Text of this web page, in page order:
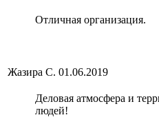
Отличная организация.
Жазира С. 01.06.2019
Деловая атмосфера и
людей!